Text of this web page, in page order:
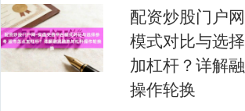
配资炒股门户
模式对比与选
加杠杆？详解
操作轮换